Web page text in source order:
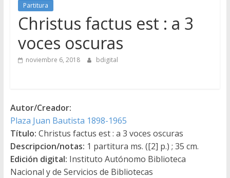
Partitura
Christus factus est : a 3
voces oscuras
noviembre 6, 2018 bdigital
Autor/Creador:
Plaza Juan Bautista 1898-1965
Título: Christus factus est : a 3 voces oscuras
Descripcion/notas: 1 partitura ms. ([2] p.) ; 35 cm.
Edición digital: Instituto Autónomo Biblioteca
Nacional y de Servicios de Bibliotecas